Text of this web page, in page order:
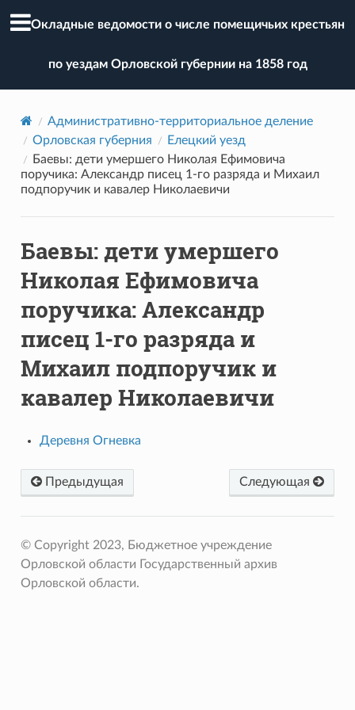
Окладные ведомости о числе помещичьих крестьян
по уездам Орловской губернии на 1858 год
Административно-территориальное деление
Орловская губерния
Елецкий уезд
Баевы: дети умершего Николая Ефимовича
поручика: Александр писец 1-го разряда и Михаил
подпоручик и кавалер Николаевичи
Баевы: дети умершего
Николая Ефимовича
поручика: Александр
писец 1-го разряда и
Михаил подпоручик и
кавалер Николаевичи
Деревня Огневка
Предыдущая Следующая
© Copyright 2023, Бюджетное учреждение
Орловской области Государственный архив
Орловской области.